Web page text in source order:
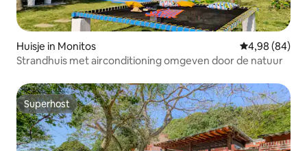
Huisje in Monitos Gemiddelde
4,98 (84)
Strandhuis met airconditioning omgeven door de natuur
Superhost
Superhost